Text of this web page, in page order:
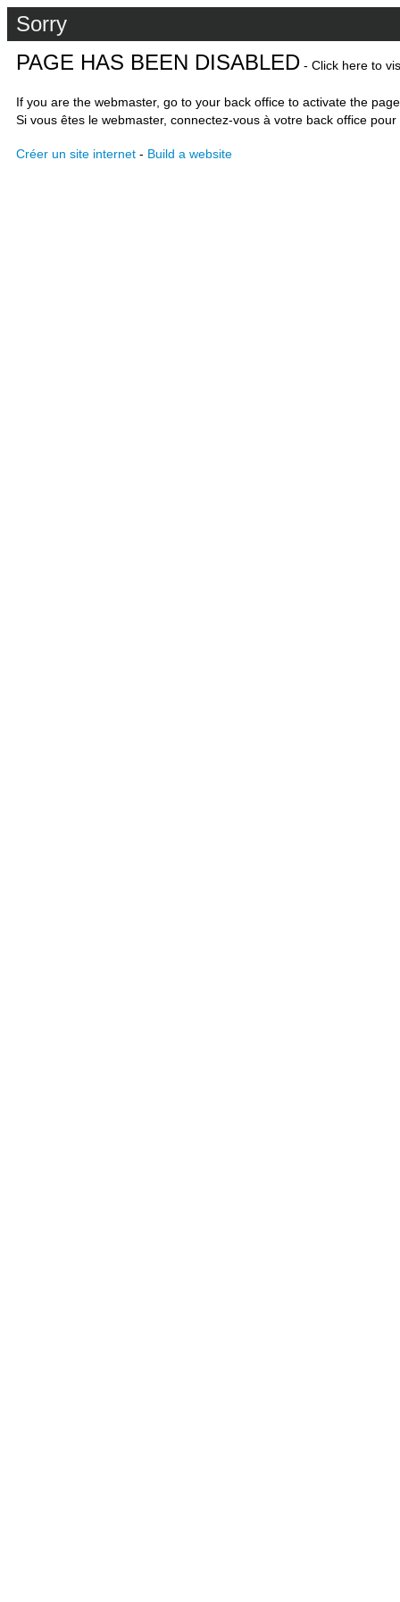
Sorry
PAGE HAS BEEN DISABLED - Click here to
If you are the webmaster, go to your back office to activate the
Si vous êtes le webmaster, connectez-vous à votre back office
Créer un site internet - Build a website